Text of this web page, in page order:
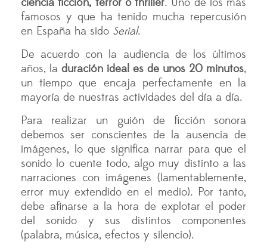
famosos y que ha tenido mucha repercusión
en España ha sido Serial.
De acuerdo con la audiencia de los últimos
años, la duración ideal es de unos 20 minutos,
un tiempo que encaja perfectamente en la
mayoría de nuestras actividades del día a día.
Para realizar un guión de ficción sonora
debemos ser conscientes de la ausencia de
imágenes, lo que significa narrar para que el
sonido lo cuente todo, algo muy distinto a las
narraciones con imágenes (lamentablemente,
error muy extendido en el medio). Por tanto,
debe afinarse a la hora de explotar el poder
del sonido y sus distintos componentes
(palabra, música, efectos y silencio).